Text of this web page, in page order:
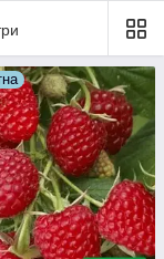
сортів з
колір).
корінь.
потрібно